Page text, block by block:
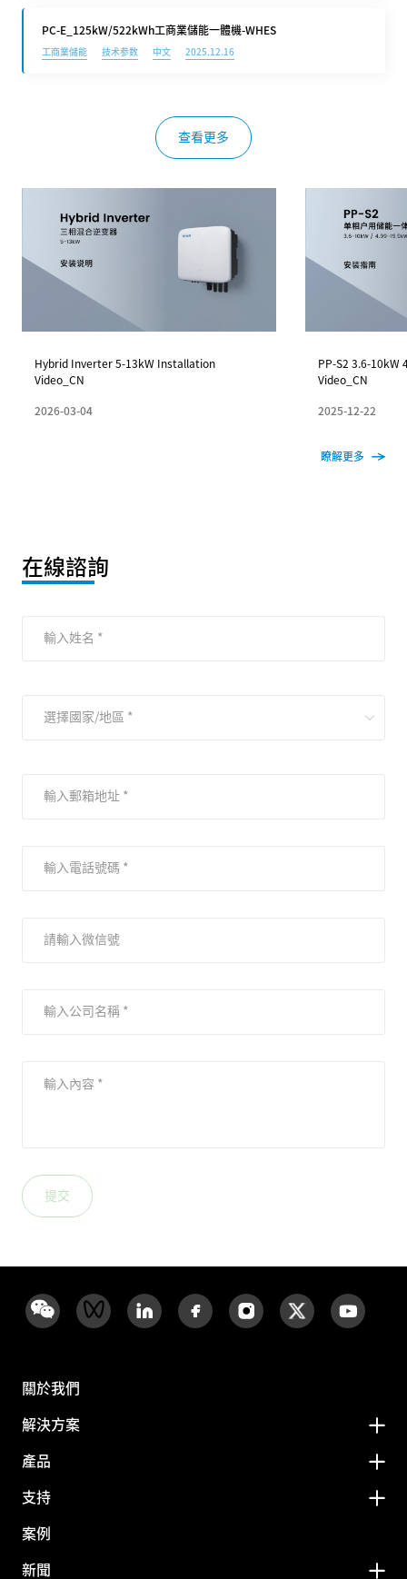
PC-E_125kW/522kWh工商業儲能一體機-WHES
工商業儲能 技术参数 中文 2025.12.16
查看更多
Hybrid Inverter 5-13kW Installation
Video_CN
2026-03-04
PP-S2 3.6-10kW
Video_CN
2025-12-22
瞭解更多
在線諮詢
輸入姓名 *
選擇國家/地區 *
輸入郵箱地址 *
輸入電話號碼 *
請輸入微信號
輸入公司名稱 *
輸入內容 *
提交
關於我們
解決方案
產品
支持
案例
新聞